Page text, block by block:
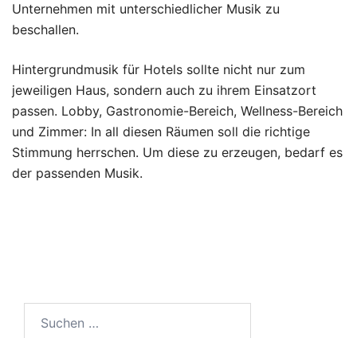
Unternehmen mit unterschiedlicher Musik zu
beschallen.
Hintergrundmusik für Hotels sollte nicht nur zum
jeweiligen Haus, sondern auch zu ihrem Einsatzort
passen. Lobby, Gastronomie-Bereich, Wellness-Bereich
und Zimmer: In all diesen Räumen soll die richtige
Stimmung herrschen. Um diese zu erzeugen, bedarf es
der passenden Musik.